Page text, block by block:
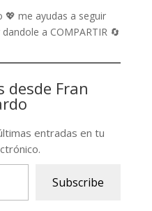
💖 me ayudas a seguir
a COMPARTIR 🔄
desde Fran
entradas en tu
Subscribe